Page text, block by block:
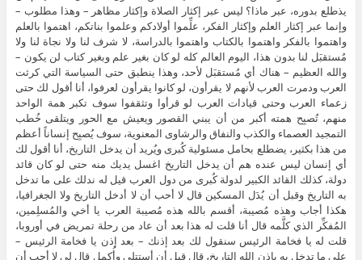
يذطلع بدوره، عبر ماذا؟ ليس عبر إكثار الصلاة وإكثار مظاهر – وهذا مطلوب –
وإنما عبر إكثار العلم وإكثار الفكر، علِّموا أولادكم وعلموا بناتكم، اهتموا بالعلم
واهتموا بالفكر واهتموا بالكتاب واهتموا بالدراسة، لا شرف لنا ولا نجاة لنا ولا
مُستقبَل لنا بدون هذا، اليوم العالم كله لو كان بغير علم وبغير كتاب لن يكون –
والله العظيم – هناك أي مُستقبَل لأحد، وهذا ينطبق حتى السياسة التي كرثت
العرب ودمرت العرب لأنهم لا يقرأون، لو كانوا يقرأون لعرفوا، أنا أقول لك حتى
زعماء العرب وحتى قيادات العرب لو قرأوا وتثقفوا سوف تكبر همة الواحد
منهم، تُصبِح همته أكبر من أن يبني القصور ويعيش مع الحور ويتلقى خُطب
التمجيد العصماء والكذب والنفاق والرشاوى المعنوية، سوف يُصبِح إنساناً أعظم
من هذا بكثير، يضطلع بحامل مسئولية كُبرى ويُريد أن يدخل التاريخ، أنا أقول لك
أي إنسان ليس عنده هم أن يدخل التاريخ اغسل يديك منه حتى لو كان قائد
دولة، كذلك القائد الكبير لدولة كُبرى من دول العرب قيل له ندلك على ما تدخل
به التاريخ وقبل أن يُدَل المسكين قال لا أحب أن لا أدخل التاريخ ولا الجغرافيا،
هكذا أجاب وهذه مُصيبة، أقسم بالله هذه مُصيبة العرب يا أخي والمُسلِمين،
المُفكِّر الذي كلَّمه قال أنا قلت له هذا بعد أن عاد من رحلة تمريض في أوروبا،
قلت له يا فخامة الرئيس سنقول لك بعد إذنك – بعد إذن يا فخامة الرئيس –
على ما تدخل به بإذن الله التاريخ، قال قبل أن أستتلي وأُكمِل قال لي لا أحب أن